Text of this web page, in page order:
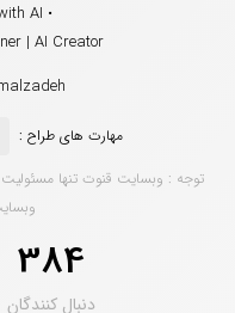
• Graphic Design with AI
| AI Creator
مهارت های طراح :
توجه : وبسایت قنوت تنها
384
دنبال کنندگان